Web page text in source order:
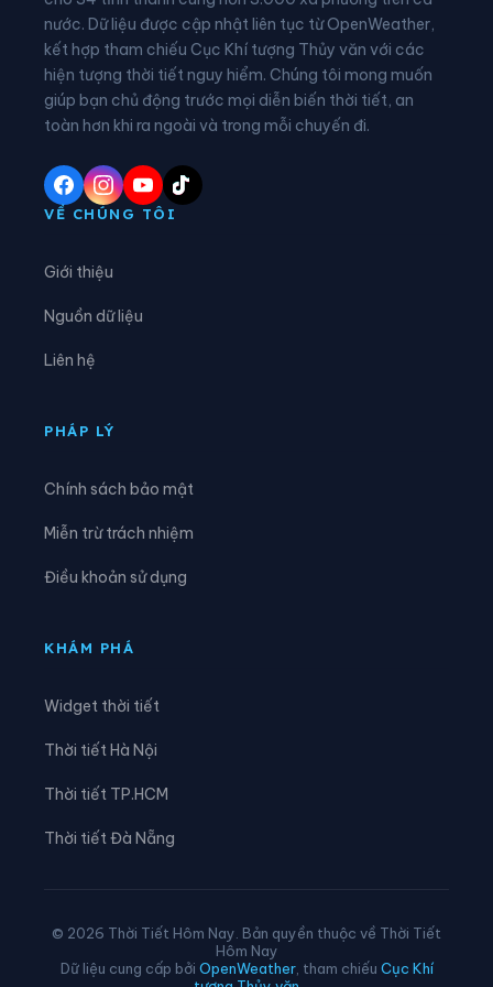
Xã Châu Khê Xã Châu Lộc
Xã Châu Tiến Xã Chiêu Lưu
Xã Con Cuông Xã Đại Đồng
Xã Đại Huệ
Xã Đô Lương
Xã Hoa Quân
Xã Kim Bảng
Xã Mỹ Lý
nước. Dữ liệu được cập nhật liên tục từ OpenWeather,
kết hợp tham chiếu Cục Khí tượng Thủy văn với các
hiện tượng thời tiết nguy hiểm. Chúng tôi mong muốn
giúp bạn chủ động trước mọi diễn biến thời tiết, an
toàn hơn khi ra ngoài và trong mỗi chuyến đi.
VỀ CHÚNG TÔI
Giới thiệu
Nguồn dữ liệu
Liên hệ
PHÁP LÝ
Chính sách bảo mật
Miễn trừ trách nhiệm
Điều khoản sử dụng
KHÁM PHÁ
Widget thời tiết
Thời tiết Hà Nội
Thời tiết TP.HCM
Thời tiết Đà Nẵng
© 2026 Thời Tiết Hôm Nay. Bản quyền thuộc về Thời Tiết
Hôm Nay
Dữ liệu cung cấp bởi OpenWeather, tham chiếu Cục Khí